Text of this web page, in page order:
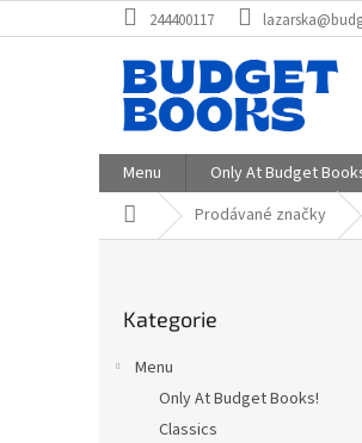
na
244400117
Menu Only At Budget
Domů Prodávané značky
kategorie
Kategorie
Menu
Only At Budget Books!
Classics